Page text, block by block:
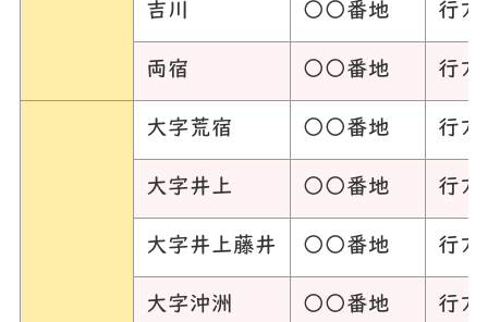
吉川 ○○番地 行方
両宿 ○○番地 行方
大字荒宿 ○○番地 行方
大字井上 ○○番地 行方
大字井上藤井 ○○番地 行方
大字沖洲 ○○番地 行方